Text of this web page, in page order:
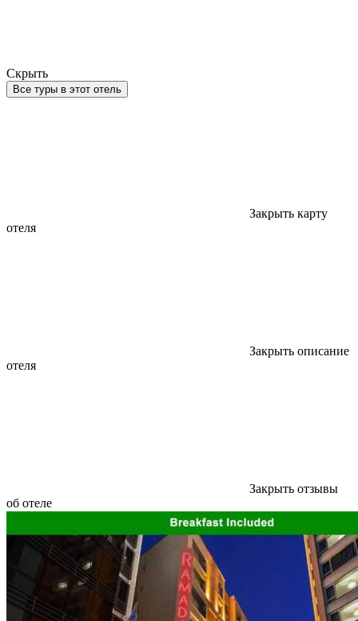
Скрыть
Все туры в этот отель
Закрыть карту
отеля
Закрыть описание
отеля
Закрыть отзывы
об отеле